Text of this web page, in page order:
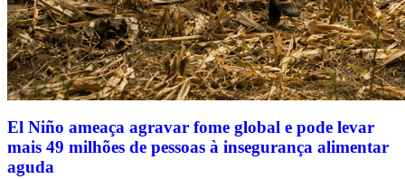
El Niño ameaça agravar fome global e pode levar
mais 49 milhões de pessoas à insegurança alimentar
aguda